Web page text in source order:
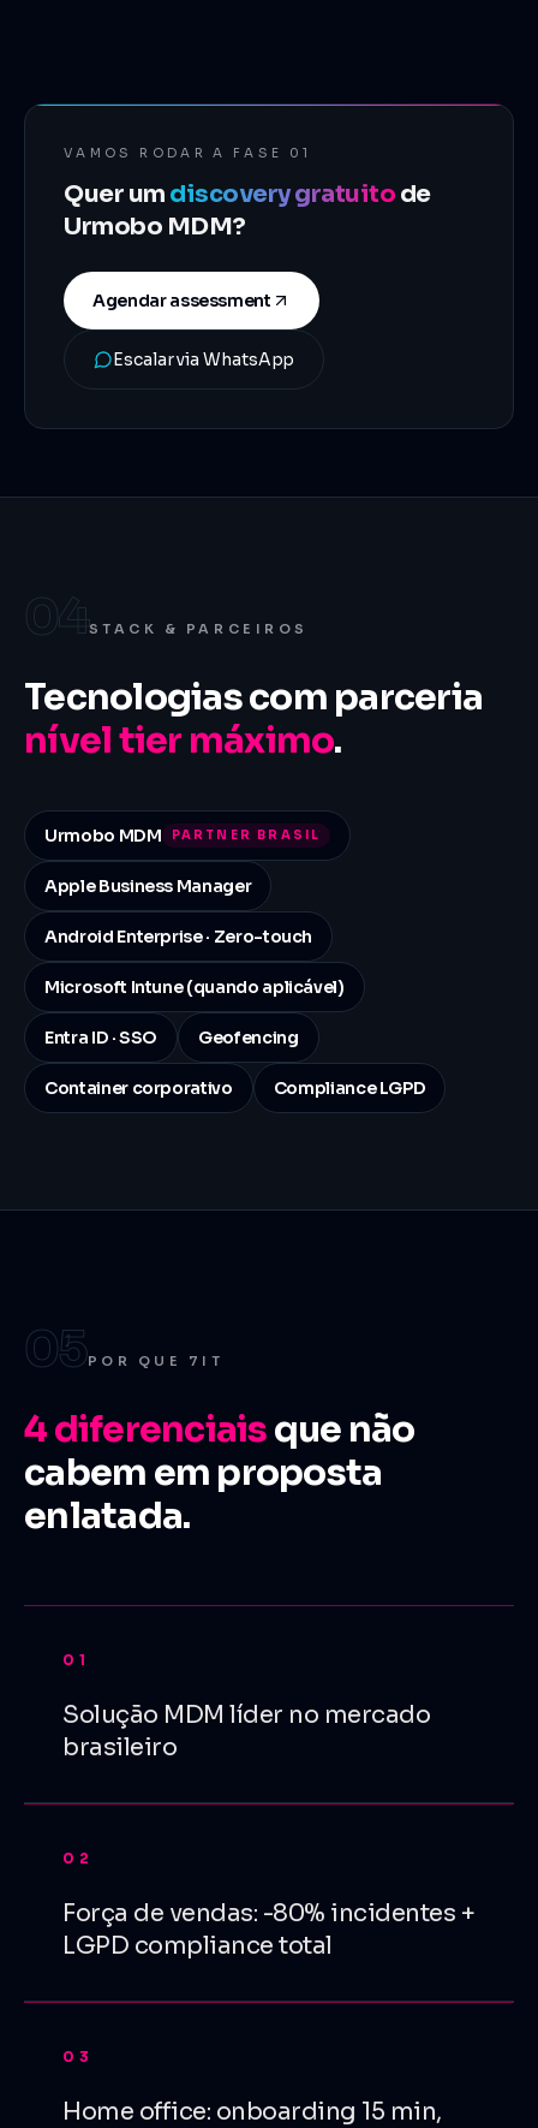
VAMOS RODAR A FASE 01
Quer um discovery gratuito de
Urmobo MDM?
Agendar assessment
Escalar via WhatsApp
04STACK & PARCEIROS
Tecnologias com parceria
nível tier máximo.
Urmobo MDM PARTNER BRASIL
Apple Business Manager
Android Enterprise · Zero-touch
Microsoft Intune (quando aplicável)
Entra ID · SSO Geofencing
Container corporativo Compliance LGPD
05POR QUE 7IT
4diferenciaisque não
cabem em proposta
enlatada.
01
Solução MDM líder no mercado
brasileiro
02
Força de vendas: -80% incidentes +
LGPD compliance total
03
Home office: onboarding 15 min,